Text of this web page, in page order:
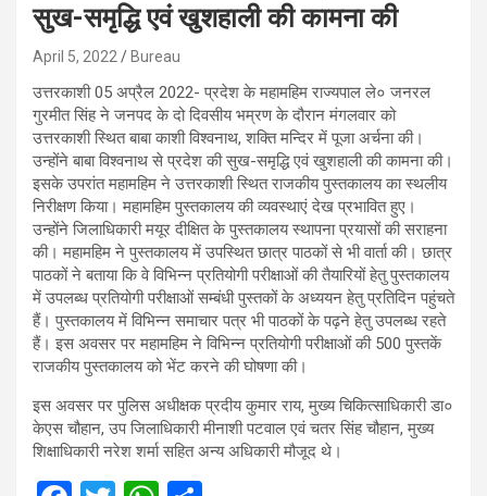
सुख-समृद्धि एवं खुशहाली की कामना की
April 5, 2022 Bureau
उत्तरकाशी 05 अप्रैल 2022- प्रदेश के महामहिम राज्यपाल ले० जनरल
गुरमीत सिंह ने जनपद के दो दिवसीय भम्रण के दौरान मंगलवार को
उत्तरकाशी स्थित बाबा काशी विश्वनाथ, शक्ति मन्दिर में पूजा अर्चना की।
उन्होंने बाबा विश्वनाथ से प्रदेश की सुख-समृद्धि एवं खुशहाली की कामना की।
इसके उपरांत महामहिम ने उत्तरकाशी स्थित राजकीय पुस्तकालय का स्थलीय
निरीक्षण किया। महामहिम पुस्तकालय की व्यवस्थाएं देख प्रभावित हुए।
उन्होंने जिलाधिकारी मयूर दीक्षित के पुस्तकालय स्थापना प्रयासों की सराहना
की। महामहिम ने पुस्तकालय में उपस्थित छात्र पाठकों से भी वार्ता की। छात्र
पाठकों ने बताया कि वे विभिन्न प्रतियोगी परीक्षाओं की तैयारियों हेतु पुस्तकालय
में उपलब्ध प्रतियोगी परीक्षाओं सम्बंधी पुस्तकों के अध्ययन हेतु प्रतिदिन पहुंचते
हैं। पुस्तकालय में विभिन्न समाचार पत्र भी पाठकों के पढ़ने हेतु उपलब्ध रहते
हैं। इस अवसर पर महामहिम ने विभिन्न प्रतियोगी परीक्षाओं की 500 पुस्तकें
राजकीय पुस्तकालय को भेंट करने की घोषणा की।
इस अवसर पर पुलिस अधीक्षक प्रदीय कुमार राय, मुख्य चिकित्साधिकारी डा०
केएस चौहान, उप जिलाधिकारी मीनाशी पटवाल एवं चतर सिंह चौहान, मुख्य
शिक्षाधिकारी नरेश शर्मा सहित अन्य अधिकारी मौजूद थे।